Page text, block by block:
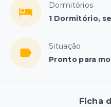
Dormitórios
1 Dormitório,
Situação
Pronto para
Ficha